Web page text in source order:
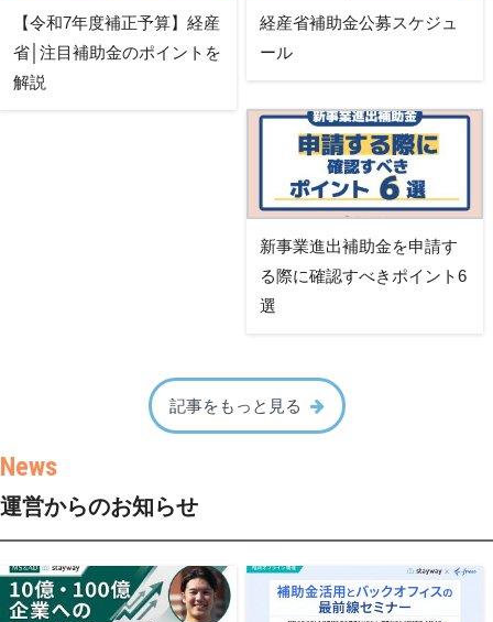
【令和7年度補正予算】経産
省│注目補助金のポイントを
解説
経産省補助金公募スケジュ
ール
新事業進出補助金を申請す
る際に確認すべきポイント6
選
記事をもっと見る
運営からのお知らせ